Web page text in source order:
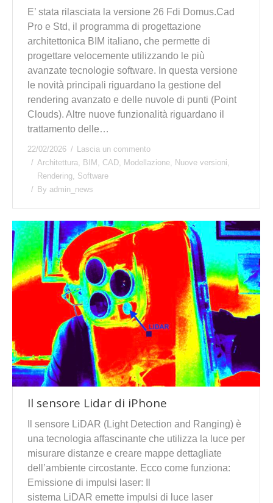
E’ stata rilasciata la versione 26 Fdi Domus.Cad
Pro e Std, il programma di progettazione
architettonica BIM italiano, che permette di
progettare velocemente utilizzando le più
avanzate tecnologie software. In questa versione
le novità principali riguardano la gestione del
rendering avanzato e delle nuvole di punti (Point
Clouds). Altre nuove funzionalità riguardano il
trattamento delle…
22/02/2026
Lascia un commento
Architettura, BIM , CAD, Modellazione, Nuove versioni,
Rendering, Software
By admin_news
Il sensore Lidar di iPhone
Il sensore LiDAR (Light Detection and Ranging) è
una tecnologia affascinante che utilizza la luce per
misurare distanze e creare mappe dettagliate
dell’ambiente circostante. Ecco come funziona:
Emissione di impulsi laser: Il
sistema LiDAR emette impulsi di luce laser